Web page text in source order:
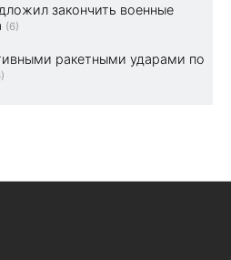
закончить военные
(6)
ракетными ударами по